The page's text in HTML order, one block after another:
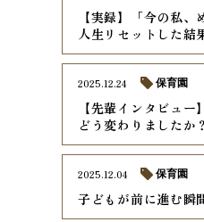
【実録】「今の私
人生リセットした
【先輩インタビュ
どう変わりましたか？
2025.12.24 保育園
子どもが前に進む瞬
2025.12.04 保育園